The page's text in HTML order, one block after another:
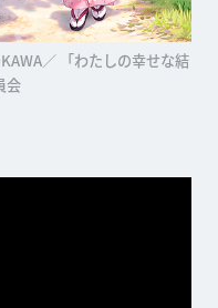
／ 「わたしの幸せな結
会